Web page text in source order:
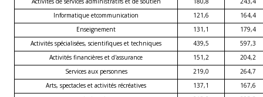
Informatique etcommunication 121,6
164,4
Enseignement
131,1
179,4
Activités spécialisées, scientifiques et techniques
439,5
597,3
Activités financières et d'assurance
151,2
204,2
Services aux personnes
219,0
264,7
Arts, spectacles et activités récréatives
137,1
167,6